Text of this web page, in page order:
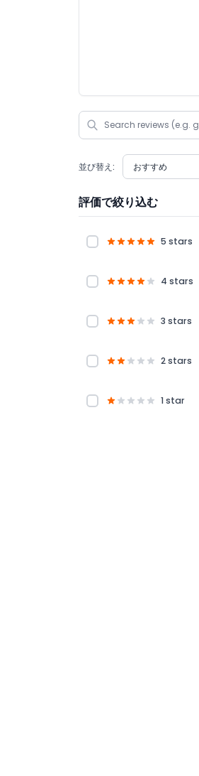
並び替え:
評価で絞り込む
5 stars
4 stars
3 stars
2 stars
1 star